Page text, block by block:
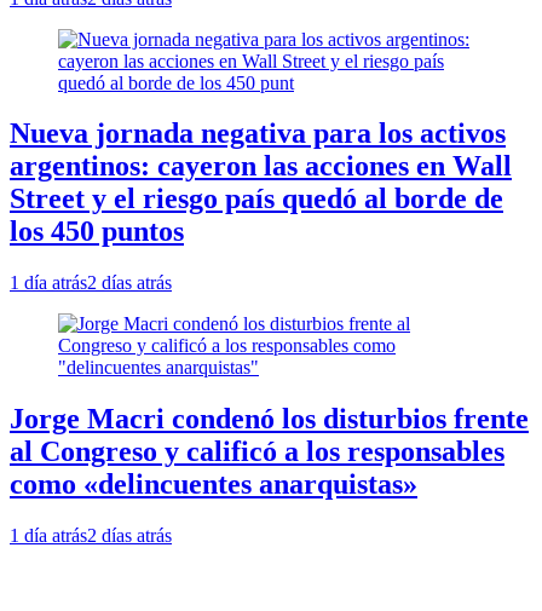
Nueva jornada negativa para los activos
argentinos: cayeron las acciones en Wall
Street y el riesgo país quedó al borde de
los 450 puntos
1 día atrás2 días atrás
Jorge Macri condenó los disturbios frente
al Congreso y calificó a los responsables
como «delincuentes anarquistas»
1 día atrás2 días atrás